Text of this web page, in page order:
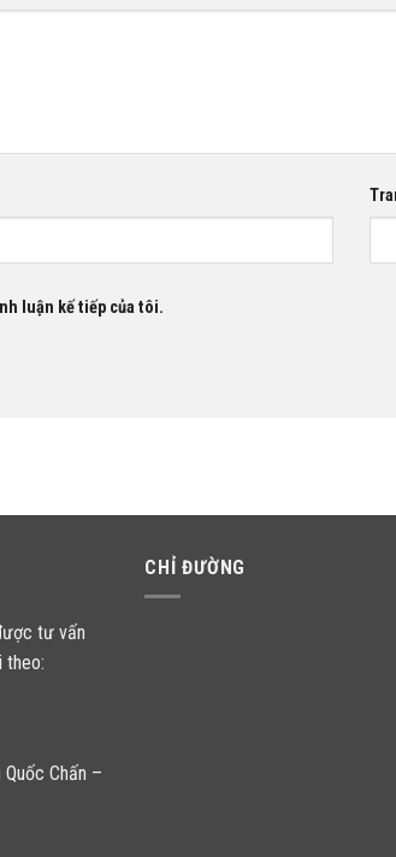
luận kế tiếp của tôi.
tư vấn
theo:
Chấn –
CHỈ ĐƯỜNG